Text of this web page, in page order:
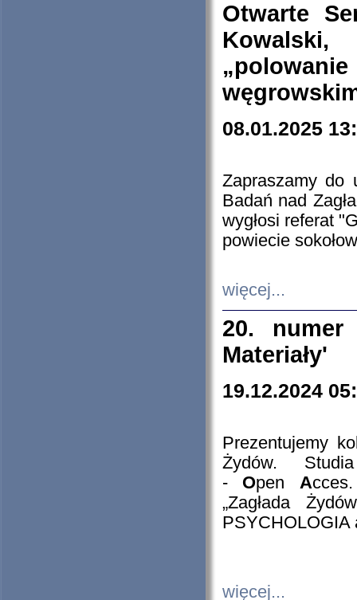
Otwarte
08.01.2025
Zapraszamy do
Badań nad
wygłosi referat
powiecie
więcej...
20. numer
Materiały'
19.12.2024
Prezentujemy
Żydów.
- Open A
„Zagłada
PSYCHOLOGIA
więcej...